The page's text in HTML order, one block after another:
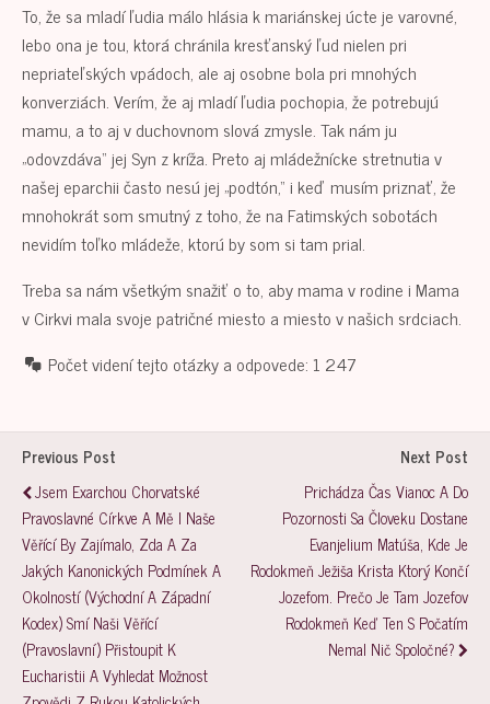
To, že sa mladí ľudia málo hlásia k mariánskej úcte je varovné,
lebo ona je tou, ktorá chránila kresťanský ľud nielen pri
nepriateľských vpádoch, ale aj osobne bola pri mnohých
konverziách. Verím, že aj mladí ľudia pochopia, že potrebujú
mamu, a to aj v duchovnom slová zmysle. Tak nám ju
„odovzdáva“ jej Syn z kríža. Preto aj mládežnícke stretnutia v
našej eparchii často nesú jej „podtón,“ i keď musím priznať, že
mnohokrát som smutný z toho, že na Fatimských sobotách
nevidím toľko mládeže, ktorú by som si tam prial.
Treba sa nám všetkým snažiť o to, aby mama v rodine i Mama
v Cirkvi mala svoje patričné miesto a miesto v našich srdciach.
Počet videní tejto otázky a odpovede: 1 247
Previous Post
Jsem Exarchou Chorvatské
Pravoslavné Církve A Mě I Naše
Věřící By Zajímalo, Zda A Za
Jakých Kanonických Podmínek A
Okolností (východní A Západní
Kodex) Smí Naši Věřící
(pravoslavní) Přistoupit K
Eucharistii A Vyhledat Možnost
Next Post
Prichádza Čas Vianoc A Do
Pozornosti Sa Človeku Dostane
Evanjelium Matúša, Kde Je
Rodokmeň Ježiša Krista Ktorý Končí
Jozefom. Prečo Je Tam Jozefov
Rodokmeň Keď Ten S Počatím
Nemal Nič Spoločné?